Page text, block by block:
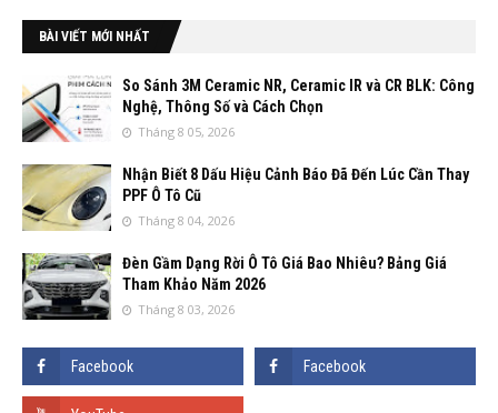
BÀI VIẾT MỚI NHẤT
So Sánh 3M Ceramic NR, Ceramic IR và CR BLK: Công
Nghệ, Thông Số và Cách Chọn
Tháng 8 05, 2026
Nhận Biết 8 Dấu Hiệu Cảnh Báo Đã Đến Lúc Cần Thay
PPF Ô Tô Cũ
Tháng 8 04, 2026
Đèn Gầm Dạng Rời Ô Tô Giá Bao Nhiêu? Bảng Giá
Tham Khảo Năm 2026
Tháng 8 03, 2026